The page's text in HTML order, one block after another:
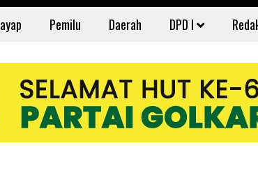
Pemilu Daerah DPD I